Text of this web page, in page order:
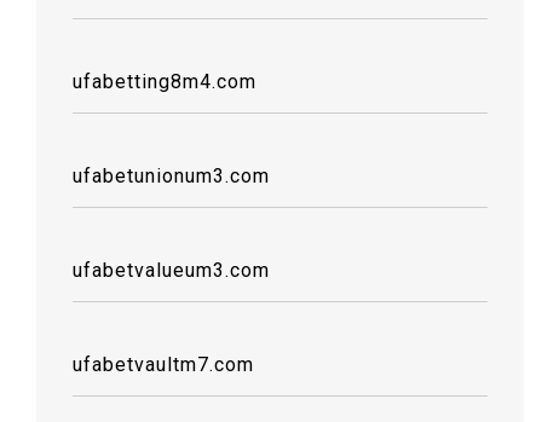
ufabetting8m4.com
ufabetunionum3.com
ufabetvalueum3.com
ufabetvaultm7.com